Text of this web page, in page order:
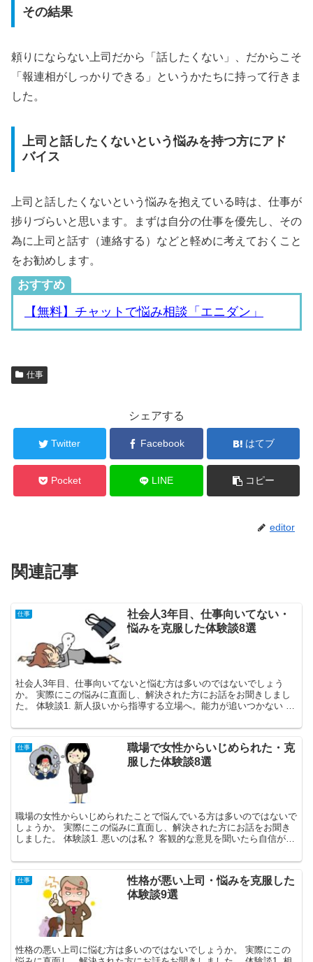
その結果
頼りにならない上司だから「話したくない」、だからこそ
「報連相がしっかりできる」というかたちに持って行きま
した。
上司と話したくないという悩みを持つ方にアド
バイス
上司と話したくないという悩みを抱えている時は、仕事が
捗りづらいと思います。まずは自分の仕事を優先し、その
為に上司と話す（連絡する）などと軽めに考えておくこと
をお勧めします。
おすすめ
【無料】チャットで悩み相談「エニダン」
仕事
シェアする
Twitter Facebook はてブ
Pocket LINE コピー
editor
関連記事
仕事
社会人3年目、仕事向いてない・
悩みを克服した体験談8選
社会人3年目、仕事向いてないと悩む方は多いのではないでしょう
か。 実際にこの悩みに直面し、解決された方にお話をお聞きしまし
た。 体験談1. 新人扱いから指導する立場へ。能力が追いつかない 47
仕事
職場で女性からいじめられた・克
服した体験談8選
職場の女性からいじめられたことで悩んでいる方は多いのではないで
しょうか。 実際にこの悩みに直面し、解決された方にお話をお聞き
しました。 体験談1. 悪いのは私？ 客観的な意見を聞いたら自信が持
仕事
性格が悪い上司・悩みを克服した
体験談9選
性格の悪い上司に悩む方は多いのではないでしょうか。 実際にこの